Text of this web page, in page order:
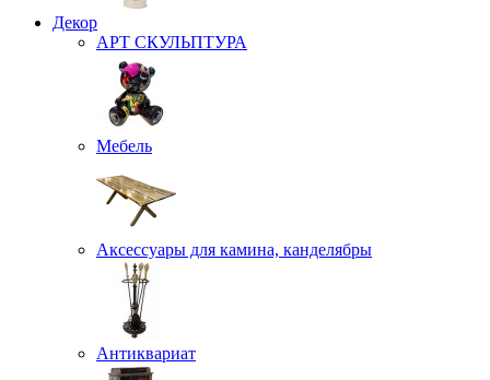
Декор
АРТ СКУЛЬПТУРА
Мебель
Аксессуары для камина, канделябры
Антиквариат